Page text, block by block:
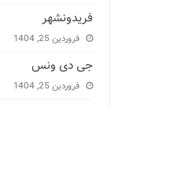
فریدونشهر
فروردین 25, 1404
جی دی ونس
فروردین 25, 1404